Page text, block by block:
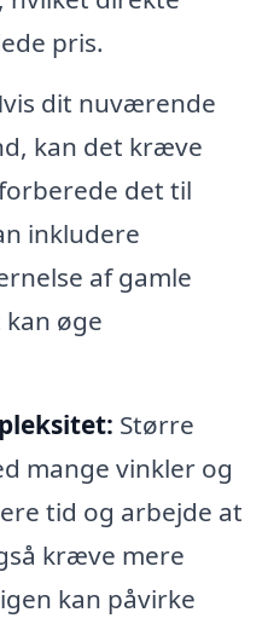
pris.
dit nuværende
kan det kræve
det til
inkludere
af gamle
øge
Større
mange vinkler og
tid og arbejde at
kræve mere
kan påvirke